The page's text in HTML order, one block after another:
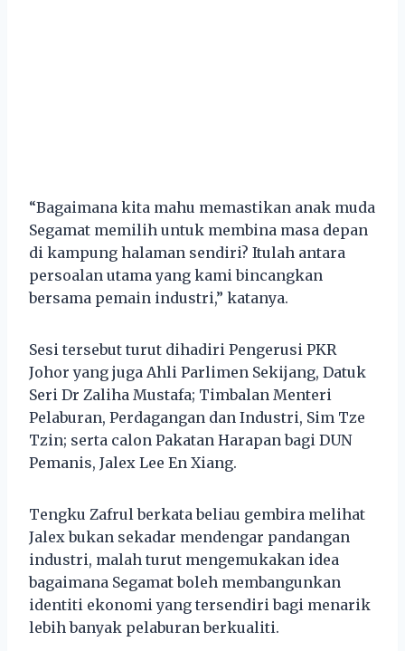
“Bagaimana kita mahu memastikan anak muda
Segamat memilih untuk membina masa depan
di kampung halaman sendiri? Itulah antara
persoalan utama yang kami bincangkan
bersama pemain industri,” katanya.
Sesi tersebut turut dihadiri Pengerusi PKR
Johor yang juga Ahli Parlimen Sekijang, Datuk
Seri Dr Zaliha Mustafa; Timbalan Menteri
Pelaburan, Perdagangan dan Industri, Sim Tze
Tzin; serta calon Pakatan Harapan bagi DUN
Pemanis, Jalex Lee En Xiang.
Tengku Zafrul berkata beliau gembira melihat
Jalex bukan sekadar mendengar pandangan
industri, malah turut mengemukakan idea
bagaimana Segamat boleh membangunkan
identiti ekonomi yang tersendiri bagi menarik
lebih banyak pelaburan berkualiti.